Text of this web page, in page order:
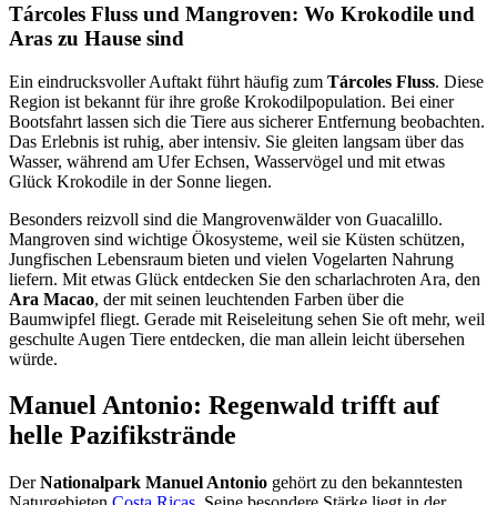
Tárcoles Fluss und Mangroven: Wo Krokodile und
Aras zu Hause sind
Ein eindrucksvoller Auftakt führt häufig zum Tárcoles Fluss. Diese
Region ist bekannt für ihre große Krokodilpopulation. Bei einer
Bootsfahrt lassen sich die Tiere aus sicherer Entfernung beobachten.
Das Erlebnis ist ruhig, aber intensiv. Sie gleiten langsam über das
Wasser, während am Ufer Echsen, Wasservögel und mit etwas
Glück Krokodile in der Sonne liegen.
Besonders reizvoll sind die Mangrovenwälder von Guacalillo.
Mangroven sind wichtige Ökosysteme, weil sie Küsten schützen,
Jungfischen Lebensraum bieten und vielen Vogelarten Nahrung
liefern. Mit etwas Glück entdecken Sie den scharlachroten Ara, den
Ara Macao, der mit seinen leuchtenden Farben über die
Baumwipfel fliegt. Gerade mit Reiseleitung sehen Sie oft mehr, weil
geschulte Augen Tiere entdecken, die man allein leicht übersehen
würde.
Manuel Antonio: Regenwald trifft auf
helle Pazifikstrände
DerNationalpark Manuel Antonio gehört zu den bekanntesten